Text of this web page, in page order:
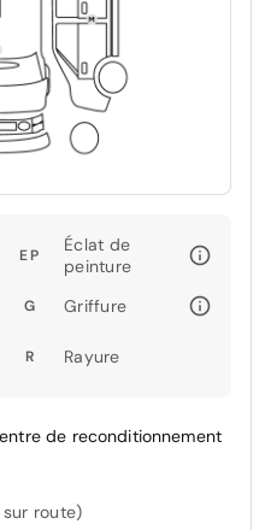
EP
Éclat de
peinture
G Griffure
R Rayure
de reconditionnement
sur route)